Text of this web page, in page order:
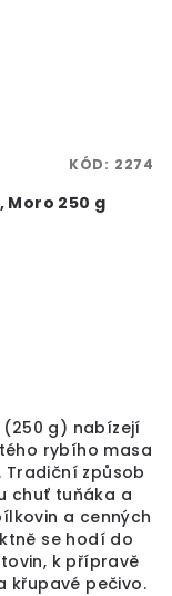
250 g
(250 g) nabízejí
rybího masa
Tradiční způsob
chuť tuňáka a
a cenných
se hodí do
k přípravě
křupavé pečivo.
KÓD: 2274